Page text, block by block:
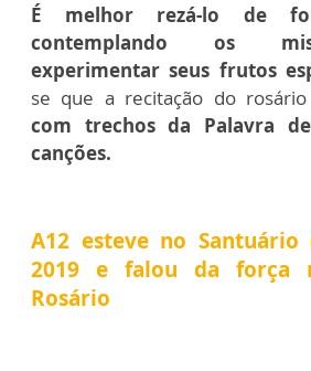
É melhor rezá-lo de
contemplando os
experimentar seus frutos
se que a recitação do
com trechos da Palavra
canções.
A12 esteve no
2019 e falou da força
Rosário